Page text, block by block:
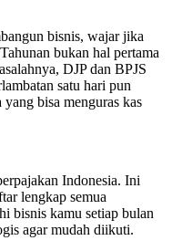
bisnis, wajar jika
bukan hal pertama
DJP dan BPJS
satu hari pun
bisa menguras kas
Indonesia. Ini
lengkap semua
bisnis kamu setiap bulan
agar mudah diikuti.